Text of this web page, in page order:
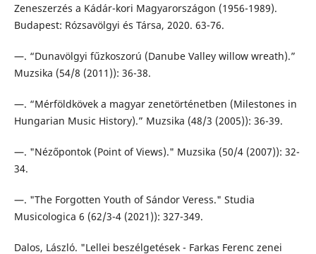
Zeneszerzés a Kádár-kori Magyarországon (1956-1989).
Budapest: Rózsavölgyi és Társa, 2020. 63-76.
—. “Dunavölgyi fűzkoszorú (Danube Valley willow wreath).”
Muzsika (54/8 (2011)): 36-38.
—. “Mérföldkövek a magyar zenetörténetben (Milestones in
Hungarian Music History).” Muzsika (48/3 (2005)): 36-39.
—. "Nézőpontok (Point of Views)." Muzsika (50/4 (2007)): 32-
34.
—. "The Forgotten Youth of Sándor Veress." Studia
Musicologica 6 (62/3-4 (2021)): 327-349.
Dalos, László. "Lellei beszélgetések - Farkas Ferenc zenei